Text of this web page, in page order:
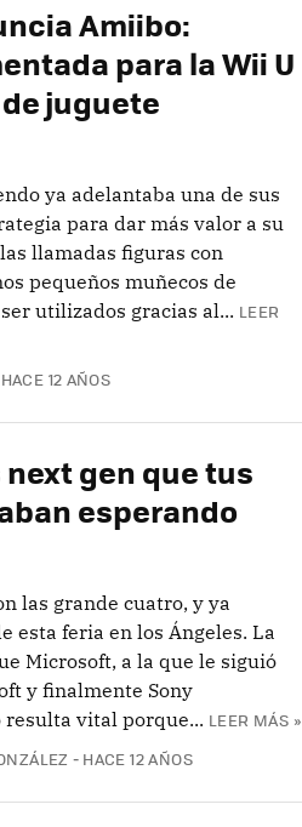
Amiibo:
para la Wii U
juguete
ya adelantaba una de sus
para dar más valor a su
llamadas figuras con
pequeños muñecos de
utilizados gracias al... LEER
HACE 12 AÑOS
next gen que tus
esperando
las grande cuatro, y ya
esta feria en los Ángeles. La
Microsoft, a la que le siguió
y finalmente Sony
resulta vital porque... LEER MÁS »
HACE 12 AÑOS